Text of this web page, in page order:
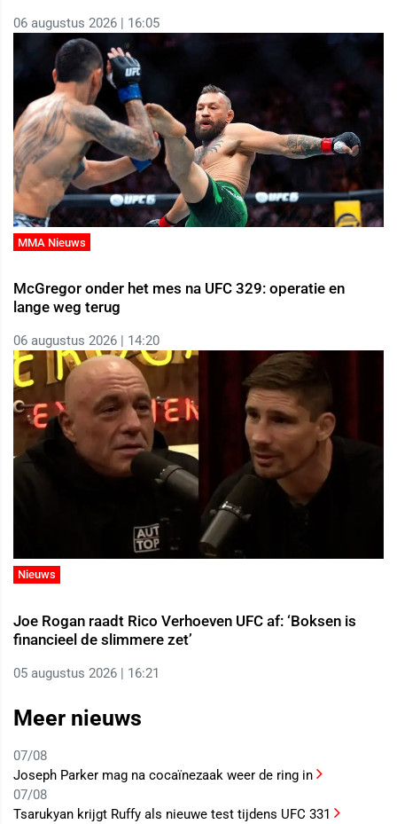
06 augustus 2026 | 16:05
MMA Nieuws
McGregor onder het mes na UFC 329: operatie en
lange weg terug
06 augustus 2026 | 14:20
Nieuws
Joe Rogan raadt Rico Verhoeven UFC af: ‘Boksen is
financieel de slimmere zet’
05 augustus 2026 | 16:21
Meer nieuws
07/08
Joseph Parker mag na cocaïnezaak weer de ring in
07/08
Tsarukyan krijgt Ruffy als nieuwe test tijdens UFC 331